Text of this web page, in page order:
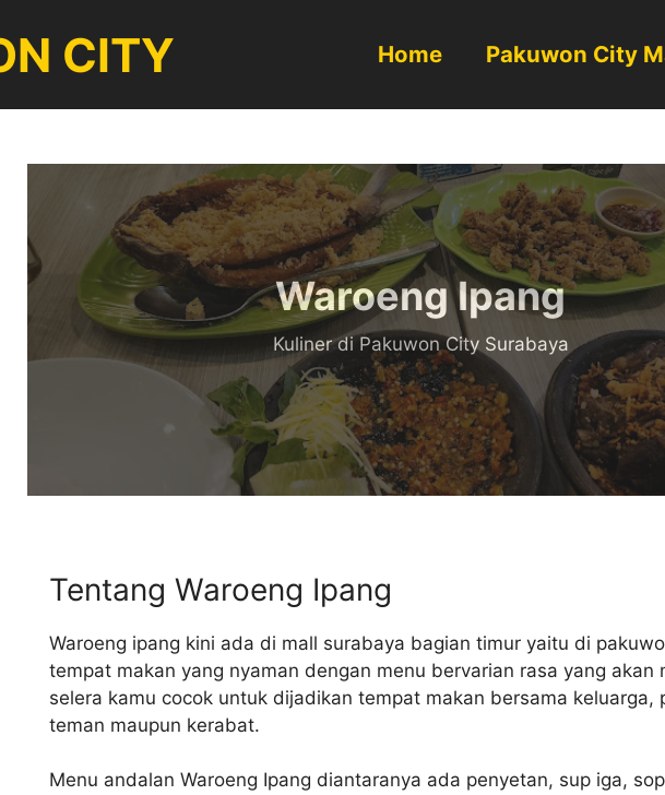
CITY Home Pakuwon City
Waroeng Ipang
Kuliner di Pakuwon City Surabaya
Tentang Waroeng Ipang
Waroeng ipang kini ada di mall surabaya bagian timur yaitu di
tempat makan yang nyaman dengan menu bervarian rasa yang akan
selera kamu cocok untuk dijadikan tempat makan bersama keluarga,
teman maupun kerabat.
Menu andalan Waroeng Ipang diantaranya ada penyetan, sup iga,